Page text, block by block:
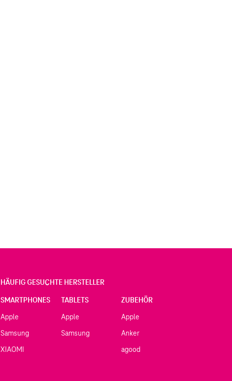
HÄUFIG GESUCHTE HERSTELLER
SMARTPHONES
Apple
Samsung
XIAOMI
TABLETS
Apple
Samsung
ZUBEHÖR
Apple
Anker
agood